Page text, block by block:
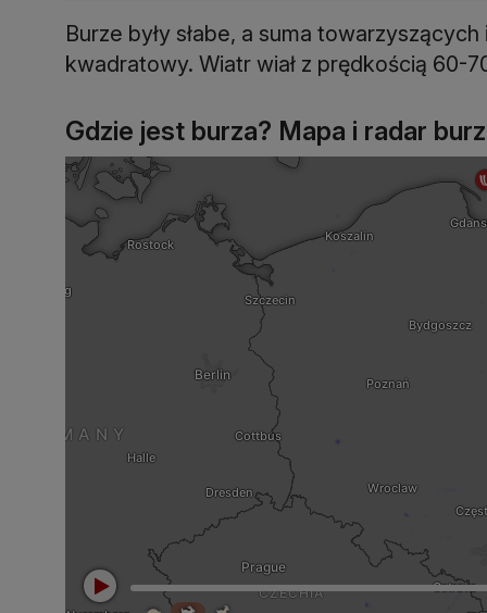
Burze były słabe, a suma
kwadratowy. Wiatr wiał z prędkością 60-
Gdzie jest burza? Mapa i radar burz